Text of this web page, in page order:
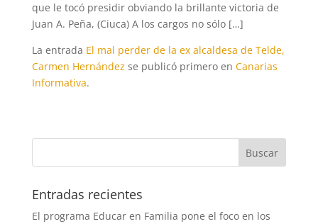
que le tocó presidir obviando la brillante victoria de
Juan A. Peña, (Ciuca) A los cargos no sólo […]
La entrada El mal perder de la ex alcaldesa de Telde,
Carmen Hernández se publicó primero en Canarias
Informativa.
Entradas recientes
El programa Educar en Familia pone el foco en los